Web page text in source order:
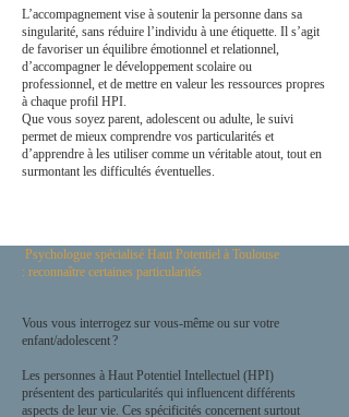
L’accompagnement vise à soutenir la personne dans sa
singularité, sans réduire l’individu à une étiquette. Il s’agit
de favoriser un équilibre émotionnel et relationnel,
d’accompagner le développement scolaire ou
professionnel, et de mettre en valeur les ressources propres
à chaque profil HPI.
Que vous soyez parent, adolescent ou adulte, le suivi
permet de mieux comprendre vos particularités et
d’apprendre à les utiliser comme un véritable atout, tout en
surmontant les difficultés éventuelles.
Psychologue spécialisé Haut Potentiel à Toulouse
: reconnaître certaines particularités
Vous vous interrogez sur vous-même ou sur votre
enfant/adolescent ?
Les personnes à Haut Potentiel Intellectuel (HPI)
présentent des particularités qui influencent différents
aspects de leur vie. Ces spécificités concernent surtout